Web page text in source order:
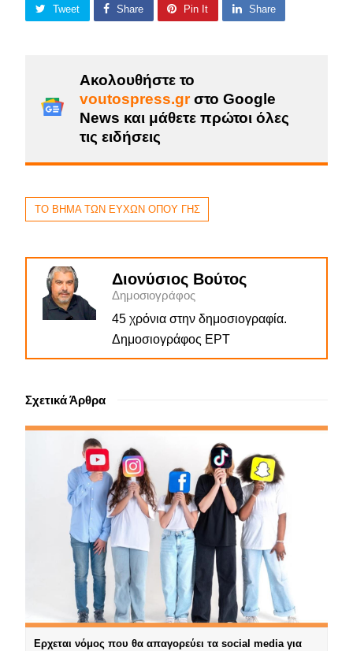
Tweet Share Pin It Share
Ακολουθήστε το
voutospress.grστο Google
News και μάθετε πρώτοι όλες
τις ειδήσεις
ΤΟ ΒΗΜΑ ΤΩΝ ΕΥΧΩΝ ΟΠΟΥ ΓΗΣ
Διονύσιος Βούτος
Δημοσιογράφος
45 χρόνια στην δημοσιογραφία.
Δημοσιογράφος ΕΡΤ
Σχετικά Άρθρα
Ερχεται νόμος που θα απαγορεύει τα social media για